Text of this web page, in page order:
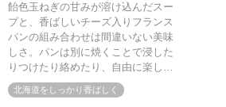
飴色玉ねぎの甘みが溶け込んだスー
プと、香ばしいチーズ入りフランス
パンの組み合わせは間違いない美味
しさ。パンは別に焼くことで浸した
りつけたり絡めたり、自由に楽しめ
ます。寒い日に嬉しい熱々のご馳走
です。
北海道をしっかり香ばしく